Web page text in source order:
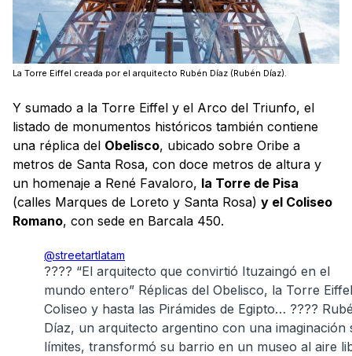
La Torre Eiffel creada por el arquitecto Rubén Díaz (Rubén Díaz).
Y sumado a la Torre Eiffel y el Arco del Triunfo, el
listado de monumentos históricos también contiene
una réplica del Obelisco, ubicado sobre Oribe a
metros de Santa Rosa, con doce metros de altura y
un homenaje a René Favaloro, la Torre de Pisa
(calles Marques de Loreto y Santa Rosa) y el Coliseo
Romano, con sede en Barcala 450.
@streetartlatam
???? “El arquitecto que convirtió Ituzaingó en el
mundo entero” Réplicas del Obelisco, la Torre
Coliseo y hasta las Pirámides de Egipto… ????
Díaz, un arquitecto argentino con una imaginación
límites, transformó su barrio en un museo al aire